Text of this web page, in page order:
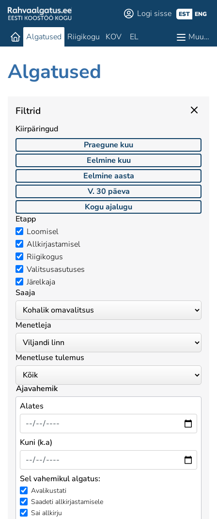
Logi sisse EST ENG
Algatused Riigikogu KOV EL Muu…
Algatused
Filtrid
Kiirpäringud
Praegune kuu
Eelmine kuu
Eelmine aasta
V. 30 päeva
Kogu ajalugu
Etapp
Loomisel
Allkirjastamisel
Riigikogus
Valitsusasutuses
Järelkaja
Saaja
Menetleja
Menetluse tulemus
Ajavahemik
Alates
Kuni (k.a)
Sel vahemikul algatus:
Avalikustati
Saadeti allkirjastamisele
Sai allkirju